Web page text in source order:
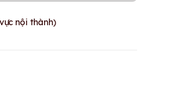
nội thành)